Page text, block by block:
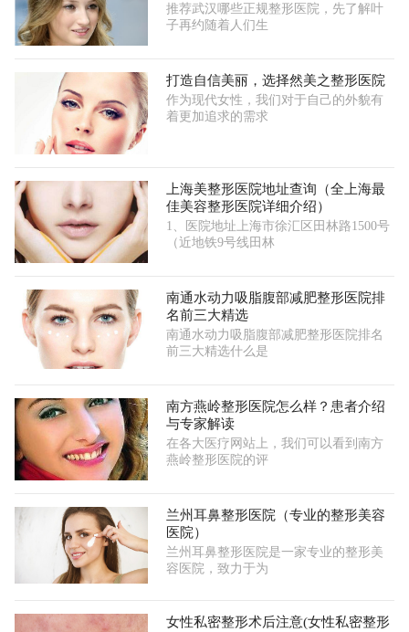
推荐武汉哪些正规整形医院，先了解叶
子再约随着人们生
打造自信美丽，选择然美之整形医院
作为现代女性，我们对于自己的外貌有
着更加追求的需求
上海美整形医院地址查询（全上海最
佳美容整形医院详细介绍）
1、医院地址上海市徐汇区田林路1500号
（近地铁9号线田林
南通水动力吸脂腹部减肥整形医院排
名前三大精选
南通水动力吸脂腹部减肥整形医院排名
前三大精选什么是
南方燕岭整形医院怎么样？患者介绍
与专家解读
在各大医疗网站上，我们可以看到南方
燕岭整形医院的评
兰州耳鼻整形医院（专业的整形美容
医院）
兰州耳鼻整形医院是一家专业的整形美
容医院，致力于为
女性私密整形术后注意(女性私密整形